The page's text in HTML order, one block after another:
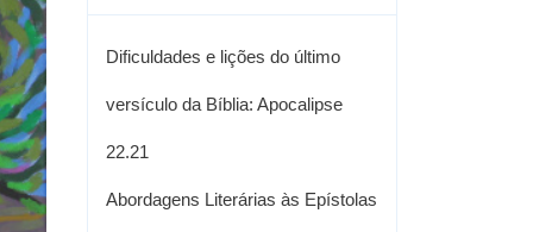
Dificuldades e lições do último
versículo da Bíblia: Apocalipse
22.21
Abordagens Literárias às Epístolas